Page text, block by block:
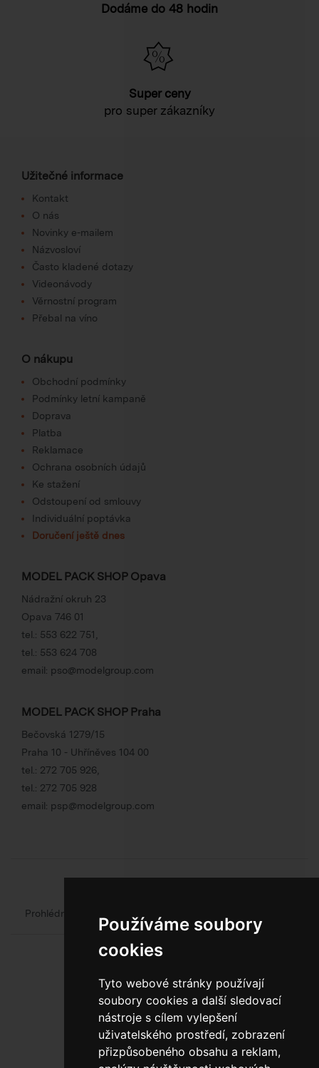
Používáme soubory
cookies
Tyto webové stránky používají
soubory cookies a další sledovací
nástroje s cílem vylepšení
uživatelského prostředí, zobrazení
přizpůsobeného obsahu a reklam,
Dodáme do 48 hodin
Super ceny
pro super zákazníky
Užitečné informace
Kontakt
O nás
Novinky e-mailem
Názvosloví
Často kladené dotazy
Videonávody
Věrnostní program
Přebal na víno
O nákupu
Obchodní podmínky
Podmínky letní kampaně
Doprava
Platba
Reklamace
Ochrana osobních údajů
Ke stažení
Odstoupení od smlouvy
Individuální poptávka
Doručení ještě dnes
MODEL PACK SHOP Opava
Nádražní okruh 23
Opava 746 01
tel.: 553 622 751
tel.: 553 624 708
email: pso@modelgroup.com
MODEL PACK SHOP Praha
Bečovská 1279/15
Praha 10 - Uhříněves 104 00
tel.: 272 705 926
tel.: 272 705 928
email: psp@modelgroup.com
Prohlédněte si web oficiálního výrobce obalů
800 10 10 77